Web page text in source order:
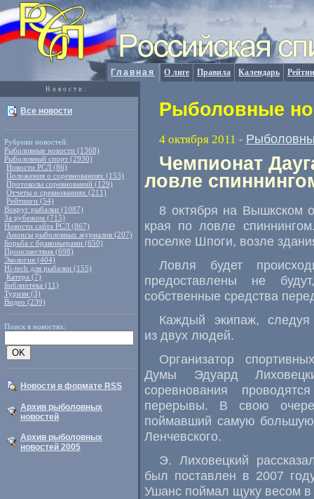
Главная О лиге Правила Календарь
Новости:
Все новости
Рубрики новостей:
Рыболовные новости (1368)
Рыболовный спорт (2930)
Новости РСЛ (86)
Положения о соревнованиях (153)
Протоколы соревнований (129)
Отчеты о сревнованиях (211)
Рейтинги (54)
Вокруг рыбалки (1087)
За рубежом (715)
Новости сайта РСЛ (867)
Анонсы рыболовных журналов (207)
Борьба с браконьерами (650)
Происшествия (698)
Экология (404)
Hi-tech для рыбалки (155)
Катера (7)
Библиотека (11)
Туризм (3)
Видео (239)
Поиск в новостях:
Новости в формате RSS
Архив рыболовных
новостей
Архив рыболовных
новостей 2005
Рыболовные
4 октября 2011 -
Чемпионат
ловле
8 октября на Вышкском
края по ловле
поселке Шпоги, возле
Ловля будет
предоставлены не
собственные средства
Каждый экипаж, следуя
из двух людей.
Организатор
Думы Эдуард
соревнования
перерывы. В свою
поймавший самую большую
Ленчевского.
Э. Лиховецкий
был поставлен в 2007
Ушанс поймал щуку весом